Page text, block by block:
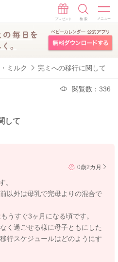
ミルク 完ミへの移行に関して
閲覧数：336
して
0歳2カ月
。
以外は母乳で完母よりの混合で
うすぐ3ヶ月になる頃です。
く過ごせる様に母子ともにした
行スケジュールはどのようにす